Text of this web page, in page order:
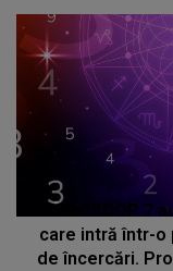
HOROSCOP 7
care intră într-o
de încercări.